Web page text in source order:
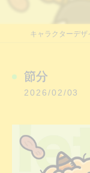
節分
2026/02/03